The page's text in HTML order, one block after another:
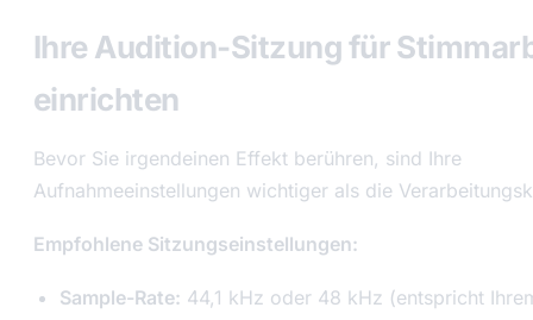
Ihre Audition-Sitzung für
einrichten
Bevor Sie irgendeinen Effekt berühren, sind Ihre
Aufnahmeeinstellungen wichtiger als die
Empfohlene Sitzungseinstellungen:
Sample-Rate: 44,1 kHz oder 48 kHz (entspricht